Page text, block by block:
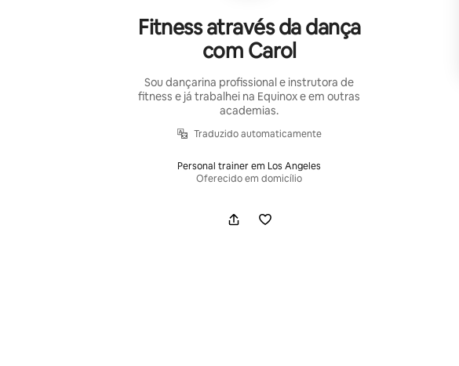
Fitness através da dança
com Carol
Sou dançarina profissional e instrutora de
fitness e já trabalhei na Equinox e em outras
academias.
Traduzido automaticamente
Personal trainer em Los Angeles
Oferecido em domicílio